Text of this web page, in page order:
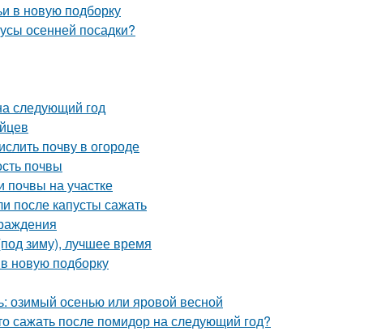
в новую подборку
осенней посадки?
следующий год
почву в огороде
почвы
почвы на участке
после капусты сажать
зиму), лучшее время
новую подборку
озимый осенью или яровой весной
сажать после помидор на следующий год?